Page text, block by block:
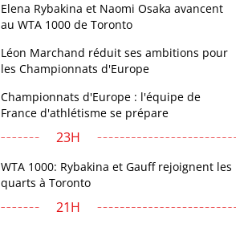
Elena Rybakina et Naomi Osaka avancent
au WTA 1000 de Toronto
Léon Marchand réduit ses ambitions pour
les Championnats d'Europe
Championnats d'Europe : l'équipe de
France d'athlétisme se prépare
23H
WTA 1000: Rybakina et Gauff rejoignent les
quarts à Toronto
21H